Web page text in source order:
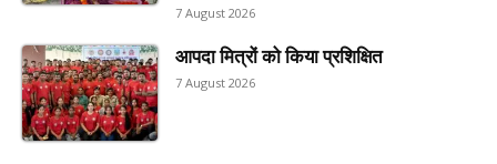
7 August 2026
आपदा मित्रों को किया प्रशिक्षित
7 August 2026